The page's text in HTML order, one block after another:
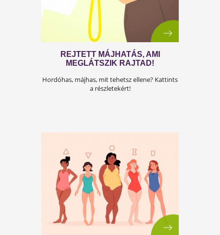
Hordóhas, májhas, mit tehetsz ellene?
a részletekért!